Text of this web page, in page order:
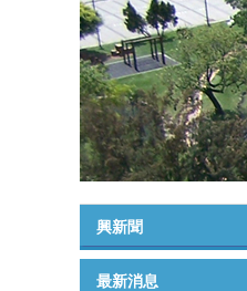
興新聞
最新消息